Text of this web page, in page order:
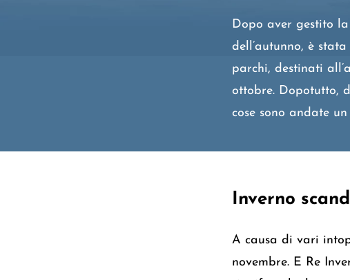
Dopo aver gestito
dell’autunno, è
parchi, destinati
ottobre. Dopotutto,
cose sono andate
Inverno
A causa di vari
novembre. E Re